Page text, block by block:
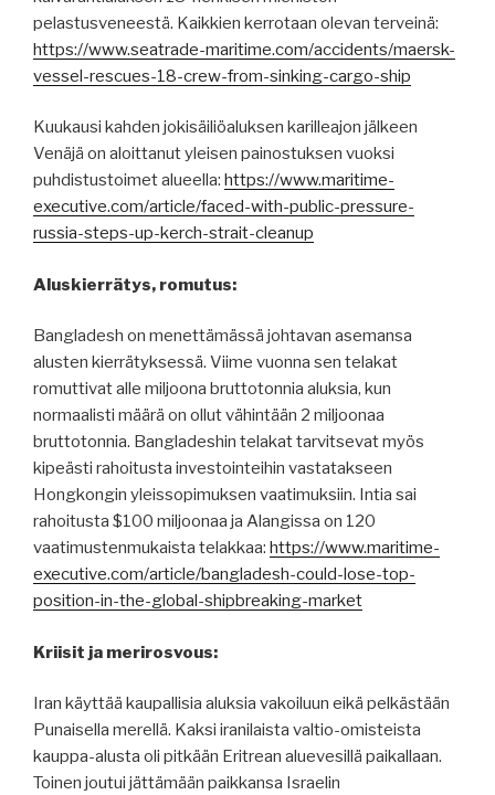
pelastusveneestä. Kaikkien kerrotaan olevan terveinä:
https://www.seatrade-maritime.com/accidents/maersk-
vessel-rescues-18-crew-from-sinking-cargo-ship
Kuukausi kahden jokisäiliöaluksen karilleajon jälkeen
Venäjä on aloittanut yleisen painostuksen vuoksi
puhdistustoimet alueella: https://www.maritime-
executive.com/article/faced-with-public-pressure-
russia-steps-up-kerch-strait-cleanup
Aluskierrätys, romutus:
Bangladesh on menettämässä johtavan asemansa
alusten kierrätyksessä. Viime vuonna sen telakat
romuttivat alle miljoona bruttotonnia aluksia, kun
normaalisti määrä on ollut vähintään 2 miljoonaa
bruttotonnia. Bangladeshin telakat tarvitsevat myös
kipeästi rahoitusta investointeihin vastatakseen
Hongkongin yleissopimuksen vaatimuksiin. Intia sai
rahoitusta $100 miljoonaa ja Alangissa on 120
vaatimustenmukaista telakkaa: https://www.maritime-
executive.com/article/bangladesh-could-lose-top-
position-in-the-global-shipbreaking-market
Kriisit ja merirosvous:
Iran käyttää kaupallisia aluksia vakoiluun eikä pelkästään
Punaisella merellä. Kaksi iranilaista valtio-omisteista
kauppa-alusta oli pitkään Eritrean aluevesillä paikallaan.
Toinen joutui jättämään paikkansa Israelin